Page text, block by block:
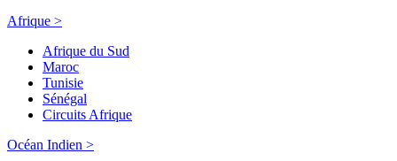
Afrique >
Afrique du Sud
Maroc
Tunisie
Sénégal
Circuits Afrique
Océan Indien >